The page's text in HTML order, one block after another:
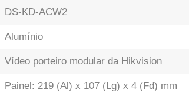
DS-KD-ACW2
Alumínio
Vídeo porteiro modular da Hikvision
Painel: 219 (Al) x 107 (Lg) x 4 (Fd) mm